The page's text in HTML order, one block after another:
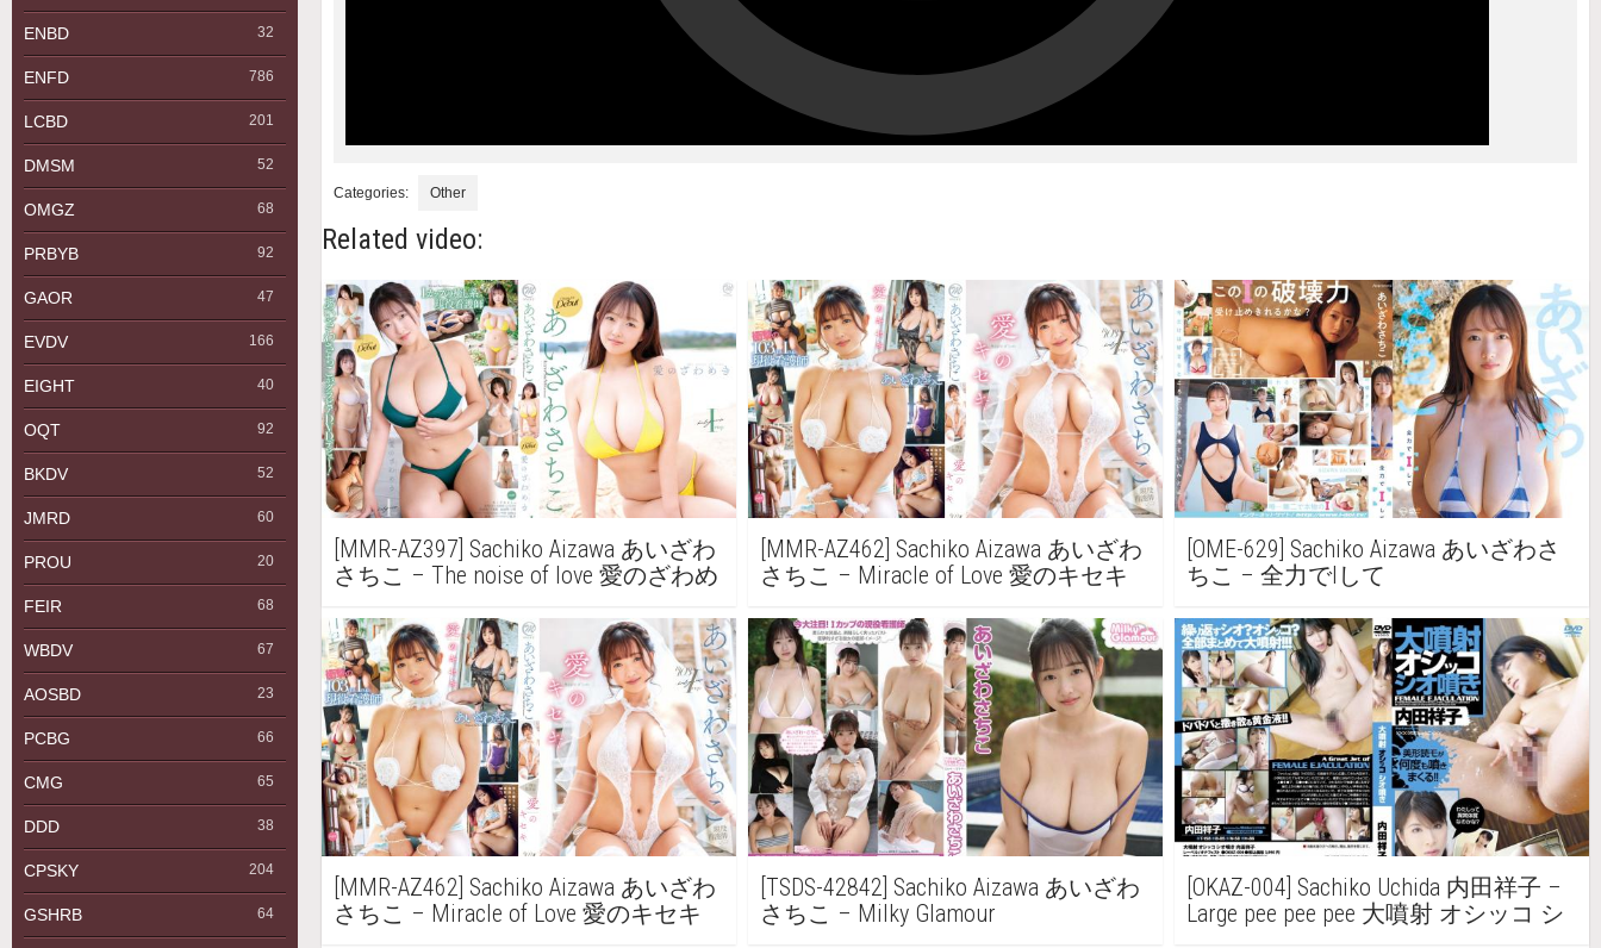
ENBD 32
ENFD 786
LCBD 201
DMSM 52
OMGZ 68
PRBYB 92
GAOR 47
EVDV 166
EIGHT 40
OQT 92
BKDV 52
JMRD 60
PROU 20
FEIR 68
WBDV 67
AOSBD 23
PCBG 66
CMG 65
DDD 38
CPSKY 204
GSHRB 64
Categories: Other
Related video:
[MMR-AZ397] Sachiko Aizawa あいざわ
さちこ – The noise of love 愛のざわめ
[MMR-AZ462] Sachiko Aizawa あいざわ
さちこ – Miracle of Love 愛のキセキ
[OME-629] Sachiko Aizawa あいざわさ
ちこ – 全力でIして
[MMR-AZ462] Sachiko Aizawa あいざわ
さちこ – Miracle of Love 愛のキセキ
[TSDS-42842] Sachiko Aizawa あいざわ
さちこ – Milky Glamour
[OKAZ-004] Sachiko Uchida 内田祥子 –
Large pee pee pee 大噴射 オシッコ シ